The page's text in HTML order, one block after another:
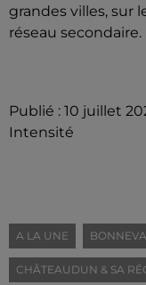
grandes villes, sur
réseau secondaire.
Publié : 10 juillet
Intensité
A LA UNE
CHÂTEAUDUN & SA